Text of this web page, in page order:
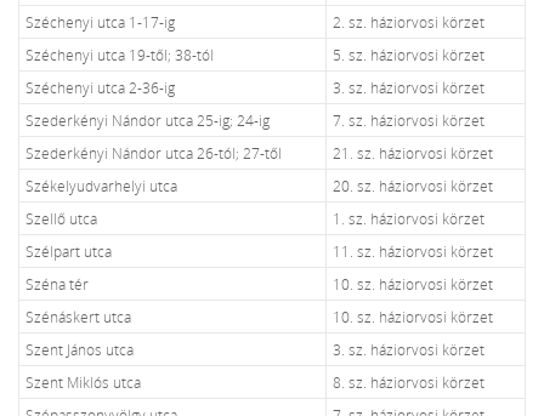
Széchenyi utca 1-17-ig
2. sz. háziorvosi körzet
Széchenyi utca 19-től; 38-tól
5. sz. háziorvosi körzet
Széchenyi utca 2-36-ig
3. sz. háziorvosi körzet
Szederkényi Nándor utca 25-ig; 24-ig
7. sz. háziorvosi körzet
Szederkényi Nándor utca 26-tól; 27-től
21. sz. háziorvosi körzet
Székelyudvarhelyi utca
20. sz. háziorvosi körzet
Szellő utca
1. sz. háziorvosi körzet
Szélpart utca
11. sz. háziorvosi körzet
Széna tér
10. sz. háziorvosi körzet
Szénáskert utca
10. sz. háziorvosi körzet
Szent János utca
3. sz. háziorvosi körzet
Szent Miklós utca
8. sz. háziorvosi körzet